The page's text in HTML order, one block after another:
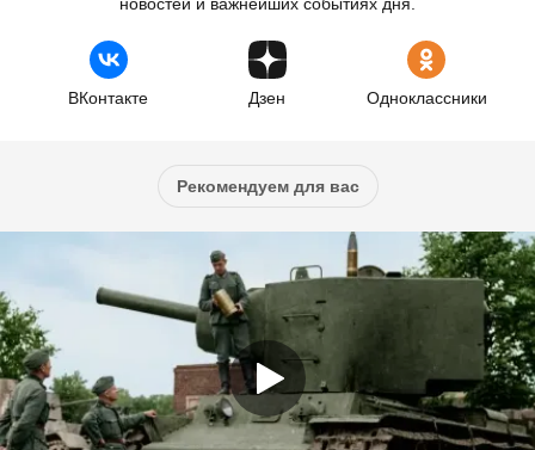
ВКонтакте Дзен Одноклассники
Рекомендуем для вас